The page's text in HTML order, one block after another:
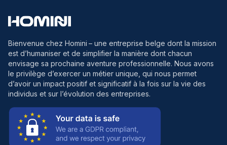
Bienvenue chez Homini – une entreprise belge dont la mission
est d’humaniser et de simplifier la manière dont chacun
envisage sa prochaine aventure professionnelle. Nous avons
le privilège d’exercer un métier unique, qui nous permet
d’avoir un impact positif et significatif à la fois sur la vie des
individus et sur l’évolution des entreprises.